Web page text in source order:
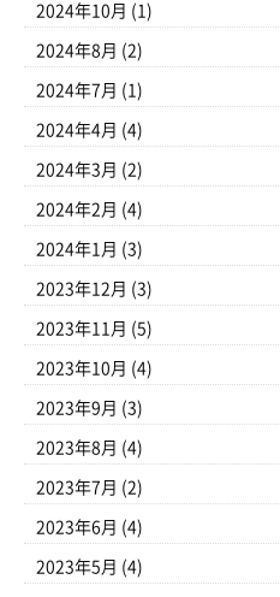
2024年10月 (1)
2024年8月 (2)
2024年7月 (1)
2024年4月 (4)
2024年3月 (2)
2024年2月 (4)
2024年1月 (3)
2023年12月 (3)
2023年11月 (5)
2023年10月 (4)
2023年9月 (3)
2023年8月 (4)
2023年7月 (2)
2023年6月 (4)
2023年5月 (4)